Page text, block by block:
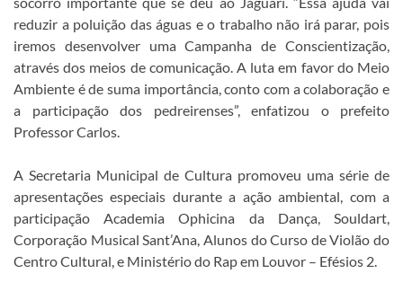
reduzir a poluição das águas e o trabalho não irá parar, pois
iremos desenvolver uma Campanha de Conscientização,
através dos meios de comunicação. A luta em favor do Meio
Ambiente é de suma importância, conto com a colaboração e
a participação dos pedreirenses”, enfatizou o prefeito
Professor Carlos.
A Secretaria Municipal de Cultura promoveu uma série de
apresentações especiais durante a ação ambiental, com a
participação Academia Ophicina da Dança, Souldart,
Corporação Musical Sant’Ana, Alunos do Curso de Violão do
Centro Cultural, e Ministério do Rap em Louvor – Efésios 2.